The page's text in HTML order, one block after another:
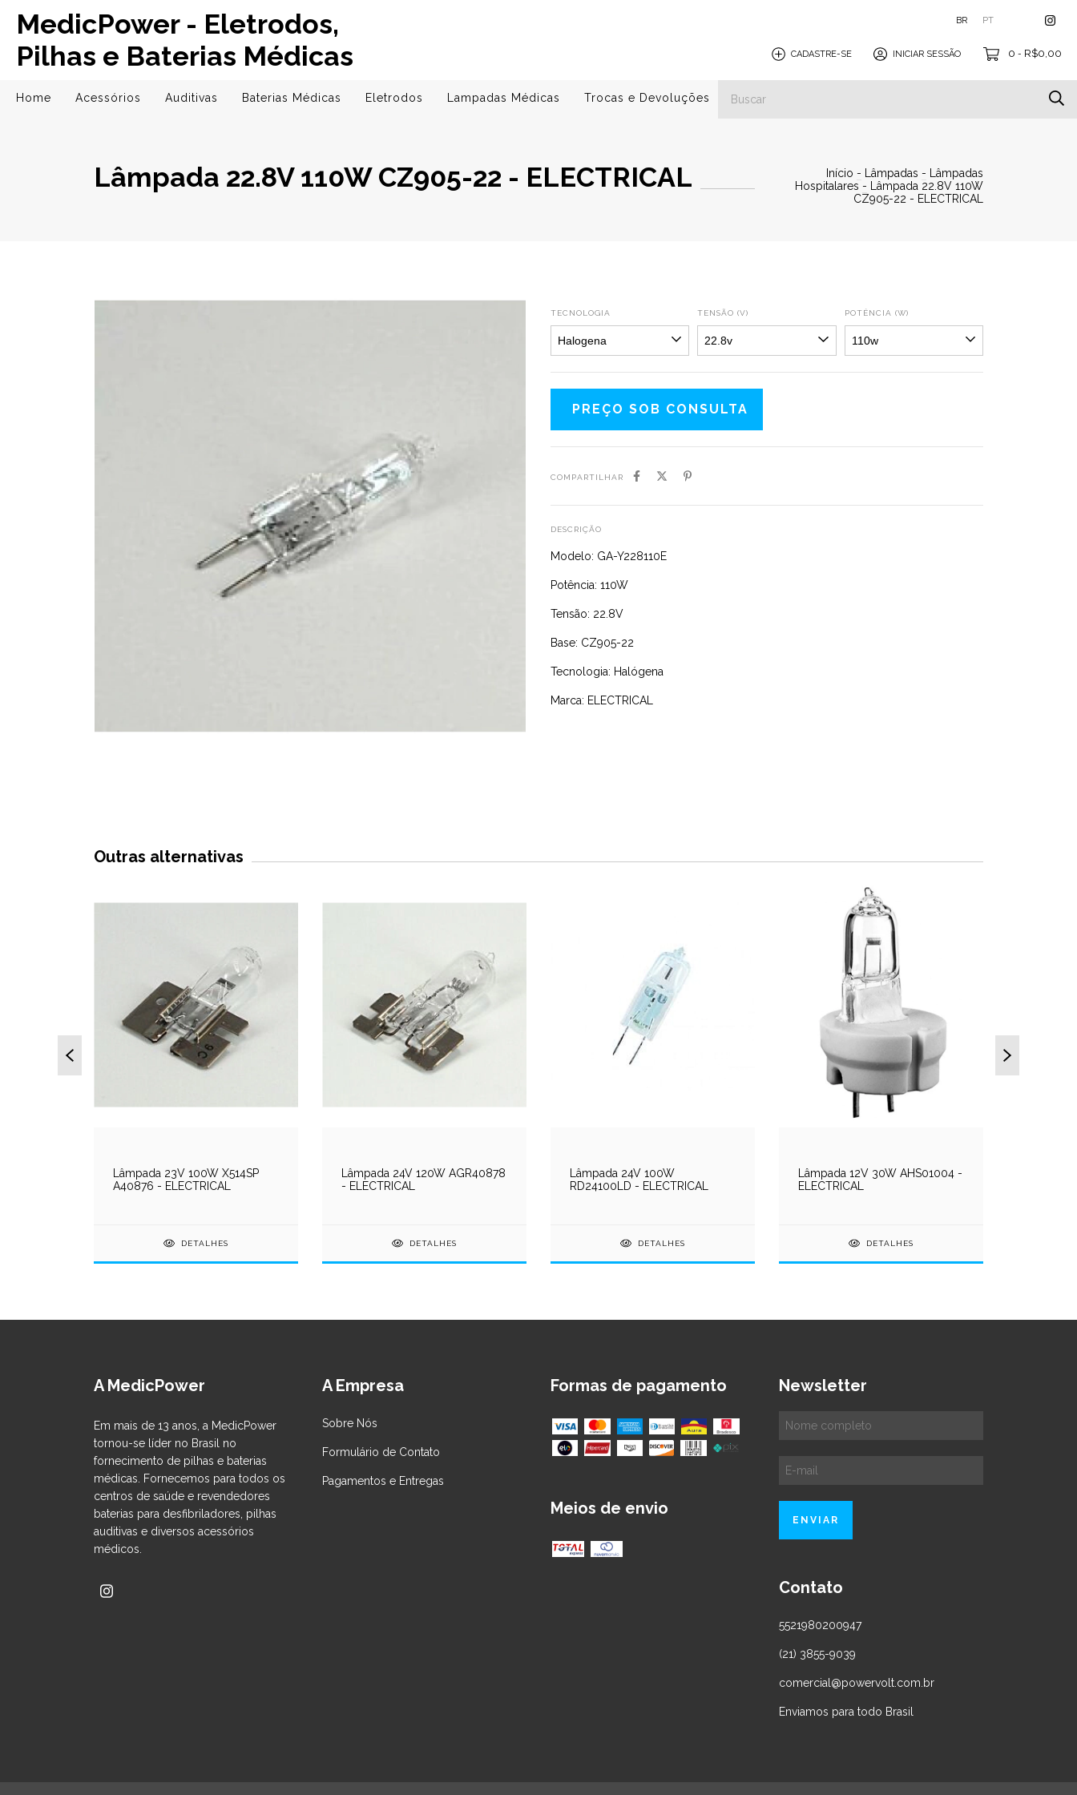
MedicPower - Eletrodos,
Pilhas e Baterias Médicas
BR PT
CADASTRE-SE INICIAR SESSÃO 0 - R$0,00
Home Acessórios Auditivas Baterias Médicas Eletrodos Lampadas Médicas Trocas e Devoluções
Lâmpada 22.8V 110W CZ905-22 - ELECTRICAL Início - Lâmpadas - Lâmpadas
Hospitalares - Lâmpada 22.8V 110W
CZ905-22 - ELECTRICAL
TECNOLOGIA TENSÃO (V) POTÊNCIA (W)
COMPARTILHAR
DESCRIÇÃO
Modelo: GA-Y228110E
Potência: 110W
Tensão: 22.8V
Base: CZ905-22
Tecnologia: Halógena
Marca: ELECTRICAL
Outras alternativas
Lâmpada 23V 100W X514SP
A40876 - ELECTRICAL
DETALHES
Lâmpada 24V 120W AGR40878
- ELECTRICAL
DETALHES
Lâmpada 24V 100W
RD24100LD - ELECTRICAL
DETALHES
Lâmpada 12V 30W AHS01004 -
ELECTRICAL
DETALHES
A MedicPower
Em mais de 13 anos, a MedicPower
tornou-se líder no Brasil no
fornecimento de pilhas e baterias
médicas. Fornecemos para todos os
centros de saúde e revendedores
baterias para desfibriladores, pilhas
auditivas e diversos acessórios
médicos.
A Empresa
Sobre Nós
Formulário de Contato
Pagamentos e Entregas
Formas de pagamento
Meios de envio
Newsletter
Contato
5521980200947
(21) 3855-9039
comercial@powervolt.com.br
Enviamos para todo Brasil